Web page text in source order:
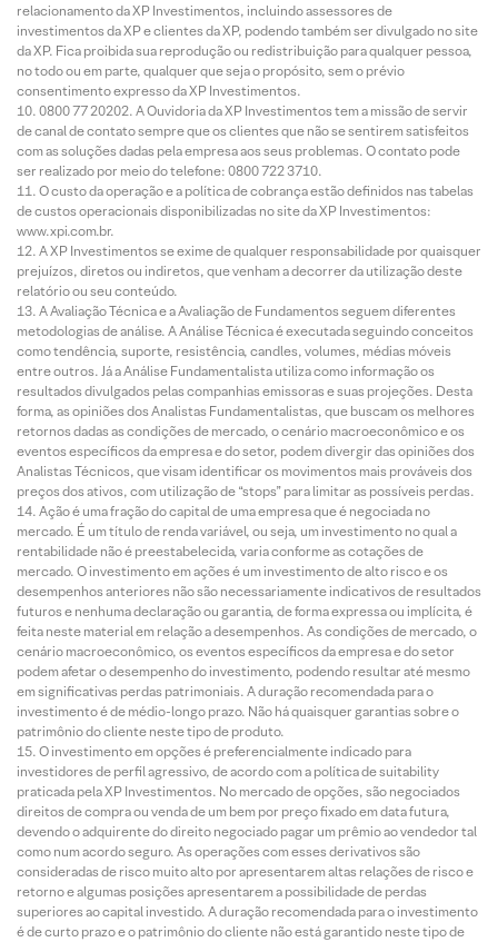
relacionamento da XP Investimentos, incluindo assessores de
investimentos da XP e clientes da XP, podendo também ser divulgado no site
da XP. Fica proibida sua reprodução ou redistribuição para qualquer pessoa,
no todo ou em parte, qualquer que seja o propósito, sem o prévio
consentimento expresso da XP Investimentos.
0800 77 20202. A Ouvidoria da XP Investimentos tem a missão de servir
de canal de contato sempre que os clientes que não se sentirem satisfeitos
com as soluções dadas pela empresa aos seus problemas. O contato pode
ser realizado por meio do telefone: 0800 722 3710.
O custo da operação e a política de cobrança estão definidos nas tabelas
de custos operacionais disponibilizadas no site da XP Investimentos:
www.xpi.com.br.
A XP Investimentos se exime de qualquer responsabilidade por quaisquer
prejuízos, diretos ou indiretos, que venham a decorrer da utilização deste
relatório ou seu conteúdo.
A Avaliação Técnica e a Avaliação de Fundamentos seguem diferentes
metodologias de análise. A Análise Técnica é executada seguindo conceitos
como tendência, suporte, resistência, candles, volumes, médias móveis
entre outros. Já a Análise Fundamentalista utiliza como informação os
resultados divulgados pelas companhias emissoras e suas projeções. Desta
forma, as opiniões dos Analistas Fundamentalistas, que buscam os melhores
retornos dadas as condições de mercado, o cenário macroeconômico e os
eventos específicos da empresa e do setor, podem divergir das opiniões dos
Analistas Técnicos, que visam identificar os movimentos mais prováveis dos
preços dos ativos, com utilização de “stops” para limitar as possíveis perdas.
Ação é uma fração do capital de uma empresa que é negociada no
mercado. É um título de renda variável, ou seja, um investimento no qual a
rentabilidade não é preestabelecida, varia conforme as cotações de
mercado. O investimento em ações é um investimento de alto risco e os
desempenhos anteriores não são necessariamente indicativos de resultados
futuros e nenhuma declaração ou garantia, de forma expressa ou implícita, é
feita neste material em relação a desempenhos. As condições de mercado, o
cenário macroeconômico, os eventos específicos da empresa e do setor
podem afetar o desempenho do investimento, podendo resultar até mesmo
em significativas perdas patrimoniais. A duração recomendada para o
investimento é de médio-longo prazo. Não há quaisquer garantias sobre o
patrimônio do cliente neste tipo de produto.
O investimento em opções é preferencialmente indicado para
investidores de perfil agressivo, de acordo com a política de suitability
praticada pela XP Investimentos. No mercado de opções, são negociados
direitos de compra ou venda de um bem por preço fixado em data futura,
devendo o adquirente do direito negociado pagar um prêmio ao vendedor tal
como num acordo seguro. As operações com esses derivativos são
consideradas de risco muito alto por apresentarem altas relações de risco e
retorno e algumas posições apresentarem a possibilidade de perdas
superiores ao capital investido. A duração recomendada para o investimento
é de curto prazo e o patrimônio do cliente não está garantido neste tipo de